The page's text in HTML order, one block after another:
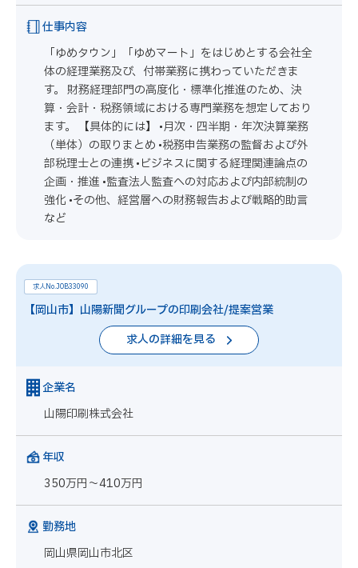
仕事内容
「ゆめタウン」「ゆめマート」をはじめとする会社全
体の経理業務及び、付帯業務に携わっていただきま
す。 財務経理部門の高度化・標準化推進のため、決
算・会計・税務領域における専門業務を想定しており
ます。 【具体的には】 •月次・四半期・年次決算業務
（単体）の取りまとめ •税務申告業務の監督および外
部税理士との連携 •ビジネスに関する経理関連論点の
企画・推進 •監査法人監査への対応および内部統制の
強化 •その他、経営層への財務報告および戦略的助言
など
求人No.JOB33090
【岡山市】山陽新聞グループの印刷会社/提案営業
求人の詳細を見る
企業名
山陽印刷株式会社
年収
350万円～410万円
勤務地
岡山県岡山市北区